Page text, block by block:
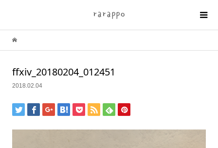
ffxiv_20180204_012451
2018.02.04